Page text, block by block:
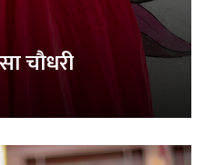
चौधरी